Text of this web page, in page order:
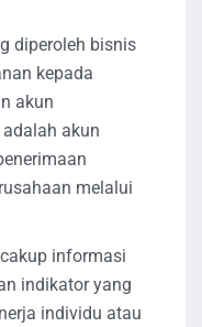
diperoleh bisnis
kepada
akun
akun
melalui
informasi
indikator yang
individu atau